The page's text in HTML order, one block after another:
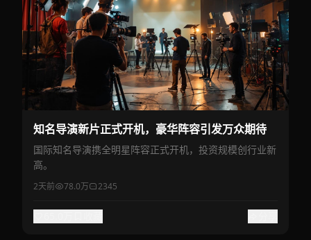
知名导演新片正式开机，豪华阵容引发万众期待
国际知名导演携全明星阵容正式开机，投资规模创行业新
高。
2天前 78.0万 2345